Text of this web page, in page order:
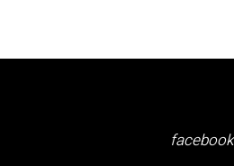
facebook